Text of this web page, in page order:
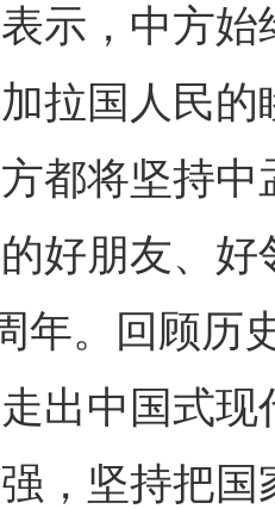
，中方始
拉国人民
都将坚持
好朋友、
年。回顾历
出中国式
，坚持把